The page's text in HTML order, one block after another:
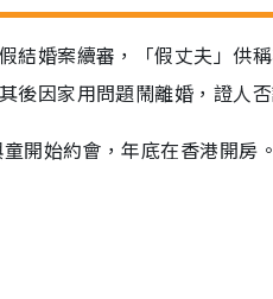
結婚案續審，「假丈夫」供
後因家用問題鬧離婚，證人
開始約會，年底在香港開房